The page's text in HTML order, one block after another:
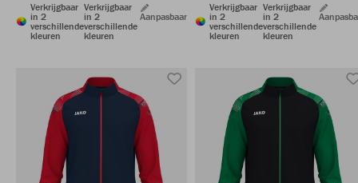
Verkrijgbaar
in 2
verschillende
kleuren
Verkrijgbaar
in 2
verschillende
kleuren
Aanpasbaar
Verkrijgbaar
in 2
verschillende
kleuren
Verkrijgbaar
in 2
verschillende
kleuren